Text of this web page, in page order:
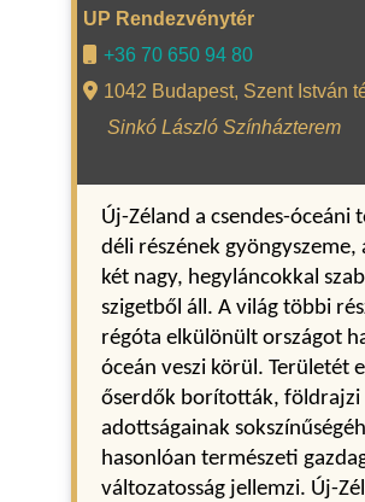
UP Rendezvénytér
+36 70 650 94 80
1042 Budapest, Szent István
Sinkó László Színházterem
Új-Zéland a csendes-óceáni
déli részének gyöngyszeme,
két nagy, hegyláncokkal
szigetből áll. A világ többi
régóta elkülönült országot
óceán veszi körül. Területét
őserdők borították, földrajzi
adottságainak
hasonlóan természeti
változatosság jellemzi. Új-